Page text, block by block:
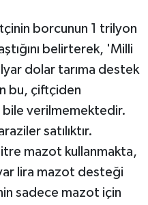
borcunun 1 trilyon
belirterek, 'Milli
dolar tarıma destek
bu, çiftçiden
verilmemektedir.
satılıktır.
mazot kullanmakta,
lira mazot desteği
sadece mazot için